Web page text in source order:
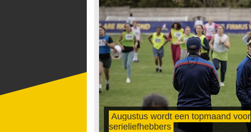
Augustus wordt een topmaand voor
serieliefhebbers